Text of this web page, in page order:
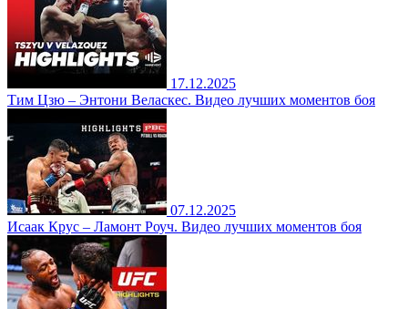
17.12.2025
Тим Цзю – Энтони Веласкес. Видео лучших моментов боя
07.12.2025
Исаак Крус – Ламонт Роуч. Видео лучших моментов боя